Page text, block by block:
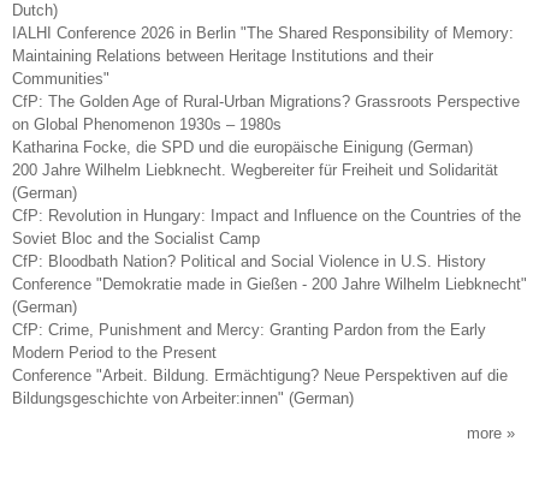
Dutch)
IALHI Conference 2026 in Berlin "The Shared Responsibility of Memory:
Maintaining Relations between Heritage Institutions and their
Communities"
CfP: The Golden Age of Rural-Urban Migrations? Grassroots Perspective
on Global Phenomenon 1930s – 1980s
Katharina Focke, die SPD und die europäische Einigung (German)
200 Jahre Wilhelm Liebknecht. Wegbereiter für Freiheit und Solidarität
(German)
CfP: Revolution in Hungary: Impact and Influence on the Countries of the
Soviet Bloc and the Socialist Camp
CfP: Bloodbath Nation? Political and Social Violence in U.S. History
Conference "Demokratie made in Gießen - 200 Jahre Wilhelm Liebknecht"
(German)
CfP: Crime, Punishment and Mercy: Granting Pardon from the Early
Modern Period to the Present
Conference "Arbeit. Bildung. Ermächtigung? Neue Perspektiven auf die
Bildungsgeschichte von Arbeiter:innen" (German)
more